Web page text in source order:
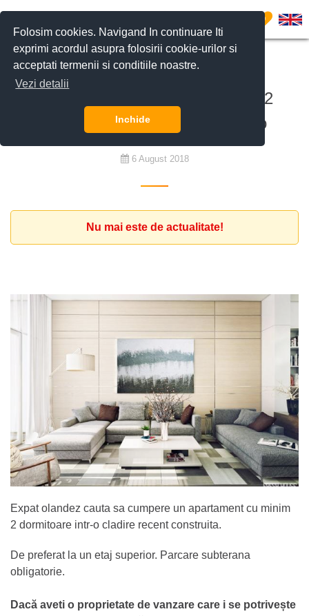
Folosim cookies. Navigand In continuare Iti
exprimi acordul asupra folosirii cookie-urilor si
acceptati termenii si conditiile noastre.
Vezi detalii
Inchide
0
De cumpărat
Apartament premium cu minim 2
dormitoare buget 300.000 euro
6 August 2018
Nu mai este de actualitate!
Expat olandez cauta sa cumpere un apartament cu minim
2 dormitoare intr-o cladire recent construita.
De preferat la un etaj superior. Parcare subterana
obligatorie.
Dacă aveti o proprietate de vanzare care i se potrivește